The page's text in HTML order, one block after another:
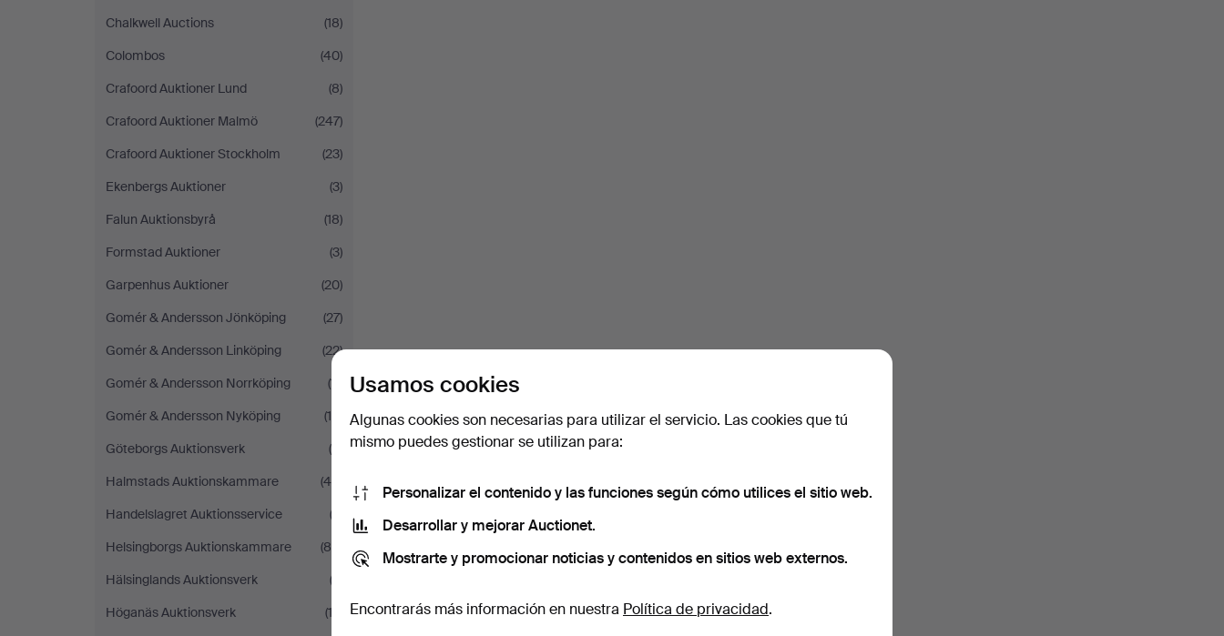
Chalkwell Auctions
(18)
Colombos
(40)
Crafoord Auktioner Lund
(8)
Crafoord Auktioner Malmö
(247)
Crafoord Auktioner Stockholm
(23)
Ekenbergs Auktioner
(3)
Falun Auktionsbyrå
(18)
Formstad Auktioner
(3)
Garpenhus Auktioner
(20)
Gomér & Andersson Jönköping
(27)
Gomér & Andersson Linköping
(22)
Gomér & Andersson Norrköping
(11)
Gomér & Andersson Nyköping
(18)
Göteborgs Auktionsverk
(6)
Halmstads Auktionskammare
(44)
Handelslagret Auktionsservice
(3)
Helsingborgs Auktionskammare
(84)
Hälsinglands Auktionsverk
(2)
Höganäs Auktionsverk
(12)
Usamos cookies
Algunas cookies son necesarias para utilizar el servicio. Las cookies que tú
mismo puedes gestionar se utilizan para:
Personalizar el contenido y las funciones según cómo utilices el sitio web.
Desarrollar y mejorar Auctionet.
Mostrarte y promocionar noticias y contenidos en sitios web externos.
Encontrarás más información en nuestra Política de privacidad.